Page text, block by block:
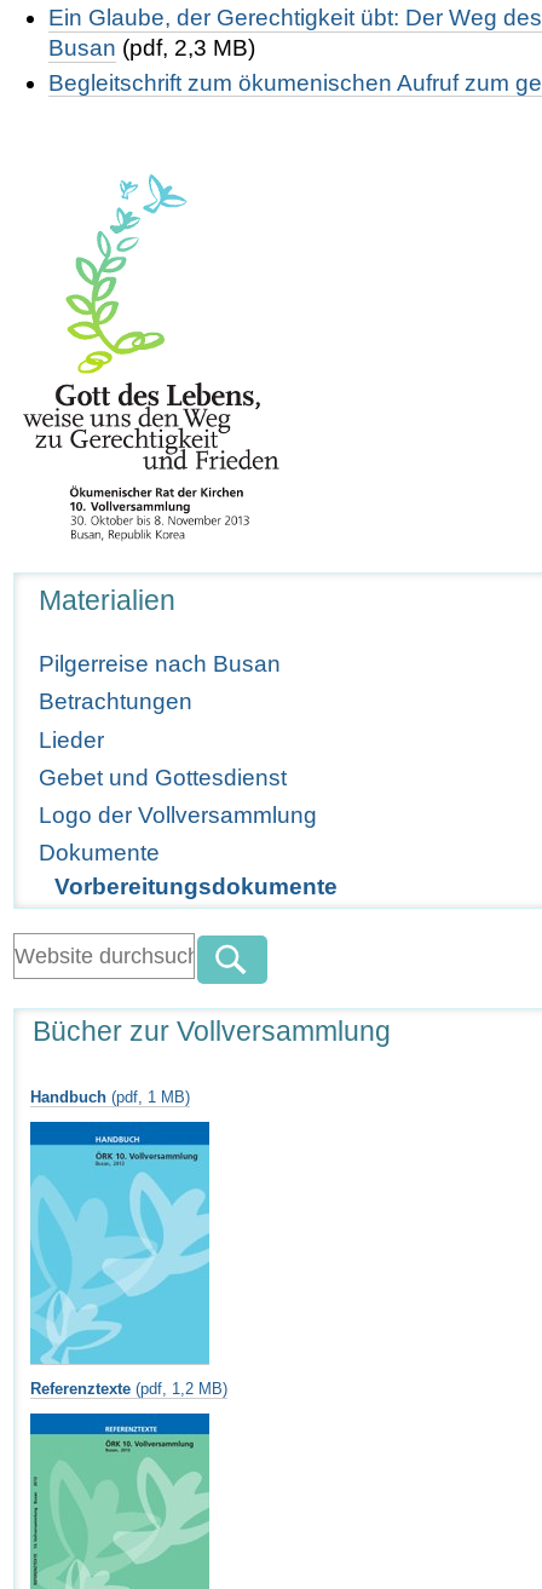
Ein Glaube, der Gerechtigkeit übt: Der Weg
Busan (pdf, 2,3 MB)
Begleitschrift zum ökumenischen Aufruf zum
Materialien
Pilgerreise nach Busan
Betrachtungen
Lieder
Gebet und Gottesdienst
Logo der Vollversammlung
Dokumente
Vorbereitungsdokumente
Bücher zur Vollversammlung
Handbuch(pdf, 1 MB)
Referenztexte(pdf, 1,2 MB)